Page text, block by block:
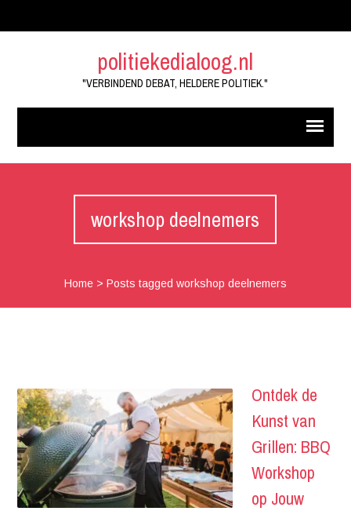
politiekedialoog.nl
"VERBINDEND DEBAT, HELDERE POLITIEK."
workshop deelnemers
Home> Posts tagged workshop deelnemers
Ontdek de
Kunst van
Grillen: BBQ
Workshop
op Jouw